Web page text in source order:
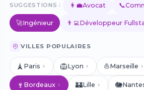
SUGGESTIONS : 👩‍💼Avocat 📞
🚀Ingénieur 👨‍💻Développeur
VILLES POPULAIRES
🗼 Paris 🦁Lyon ⛵Marseille
🍷 Bordeaux 🏰Lille 🐘